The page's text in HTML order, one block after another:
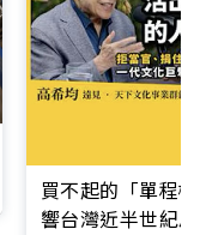
買不起的「單程
響台灣近半世紀